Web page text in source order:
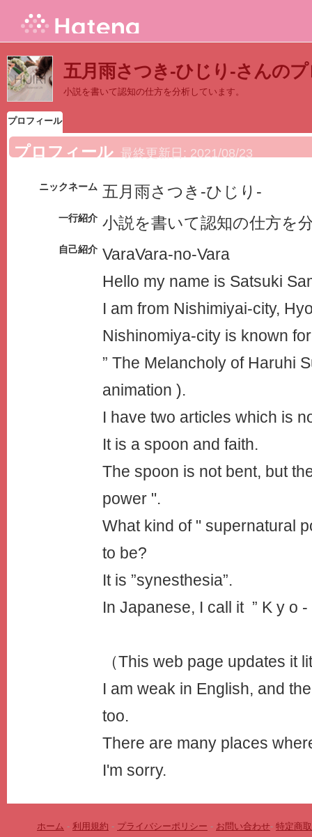
五月雨さつき-ひじり-さんの
小説を書いて認知の仕方を分析しています。
プロフィール
プロフィール 最終更新日: 2021/08/23
ニックネーム 五月雨さつき-ひじり-
一行紹介 小説を書いて認知の仕方を
自己紹介 VaraVara-no-Vara
Hello my name is Satsuki
I am from Nishimiyai-city,
Nishinomiya-city is known
” The Melancholy of Haruhi
animation ).
I have two articles which is
It is a spoon and faith.
The spoon is not bent, but
power ".
What kind of " supernatural
to be?
It is ”synesthesia”.
In Japanese, I call it ” K y o
（This web page updates it
I am weak in English, and
too.
There are many places
I'm sorry.
ホーム - 利用規約 - プライバシーポリシー - お問い合わせ- 特定商